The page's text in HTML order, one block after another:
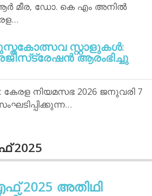
മീര, ഡോ. കെ എം അനില്‍
സ്റ്റാളുകള്‍:
ആരംഭിച്ചു
നിയമസഭ 2026 ജനുവരി 7
2025 അതിഥി